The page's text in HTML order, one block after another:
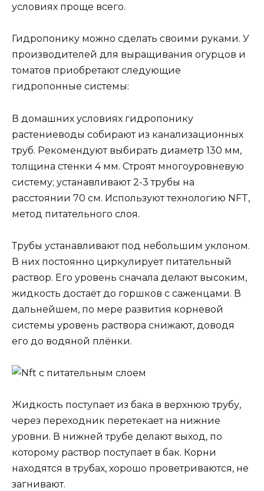
условиях проще всего.
Гидропонику можно сделать своими руками. У
производителей для выращивания огурцов и
томатов приобретают следующие
гидропонные системы:
В домашних условиях гидропонику
растениеводы собирают из канализационных
труб. Рекомендуют выбирать диаметр 130 мм,
толщина стенки 4 мм. Строят многоуровневую
систему; устанавливают 2-3 трубы на
расстоянии 70 см. Используют технологию NFT,
метод питательного слоя.
Трубы устанавливают под небольшим уклоном.
В них постоянно циркулирует питательный
раствор. Его уровень сначала делают высоким,
жидкость достаёт до горшков с саженцами. В
дальнейшем, по мере развития корневой
системы уровень раствора снижают, доводя
его до водяной плёнки.
Жидкость поступает из бака в верхнюю трубу,
через переходник перетекает на нижние
уровни. В нижней трубе делают выход, по
которому раствор поступает в бак. Корни
находятся в трубах, хорошо проветриваются, не
загнивают.